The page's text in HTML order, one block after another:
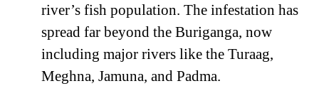
river’s fish population. The infestation has
spread far beyond the Buriganga, now
including major rivers like the Turaag,
Meghna, Jamuna, and Padma.